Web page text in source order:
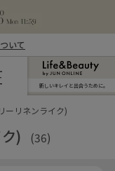
いて
新しいキレイと出合うために。
ーリネンライク)
) (36)